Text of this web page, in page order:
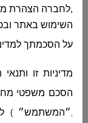
عنوان الرسالة
اختيار القسم*
,לחברה הצהרת
השימוש באתר
על הסכמתך
מדיניות זו
הסכם משפטי
,״המשתמש״ )